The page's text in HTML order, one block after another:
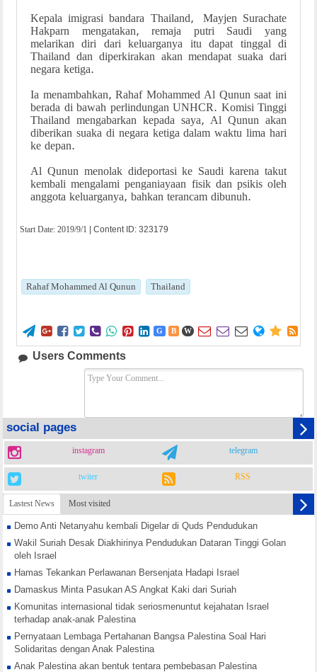
Kepala imigrasi bandara Thailand, Mayjen Surachate
Hakparn mengatakan, remaja putri Saudi yang
melarikan diri dari keluarganya itu dapat tinggal di
Thailand dan diperkirakan akan mendapat suaka dari
negara ketiga.
Ia menambahkan, Rahaf Mohammed Al Qunun saat ini
berada di bawah perlindungan UNHCR. Komisi Tinggi
Thailand mengabarkan kepada saya, Al Qunun akan
diberikan suaka di negara ketiga dalam waktu lima hari
ke depan.
Al Qunun menolak dideportasi ke Saudi karena takut
kembali mengalami penganiayaan fisik dan psikis oleh
anggota keluarganya, bahkan terancam dibunuh.
Start Date: 2019/9/1 | Content ID: 323179
Rahaf Mohammed Al Qunun Thailand
        G B W      
Users Comments
social pages
instagram telegram
twiter RSS
Lastest News Most visited
Demo Anti Netanyahu kembali Digelar di Quds Pendudukan
Wakil Suriah Desak Diakhirinya Pendudukan Dataran Tinggi Golan
oleh Israel
Hamas Tekankan Perlawanan Bersenjata Hadapi Israel
Damaskus Minta Pasukan AS Angkat Kaki dari Suriah
Komunitas internasional tidak seriosmenuntut kejahatan Israel
terhadap anak-anak Palestina
Pernyataan Lembaga Pertahanan Bangsa Palestina Soal Hari
Solidaritas dengan Anak Palestina
Anak Palestina akan bentuk tentara pembebasan Palestina